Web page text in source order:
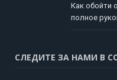
Как обойти
полное
СЛЕДИТЕ ЗА НАМИ В